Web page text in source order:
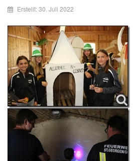
Erstellt: 30. Juli 2022